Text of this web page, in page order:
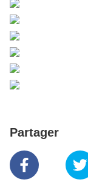
Partager